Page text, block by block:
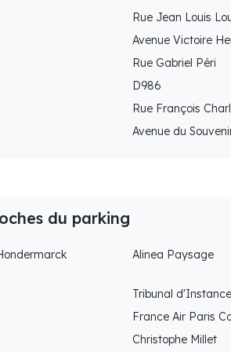
Rue Jean Louis
Avenue Victoire
Rue Gabriel Péri
D986
Rue François
Avenue du
du parking
Alinea Paysage
Tribunal d'Instance
France Air Paris
Christophe Millet